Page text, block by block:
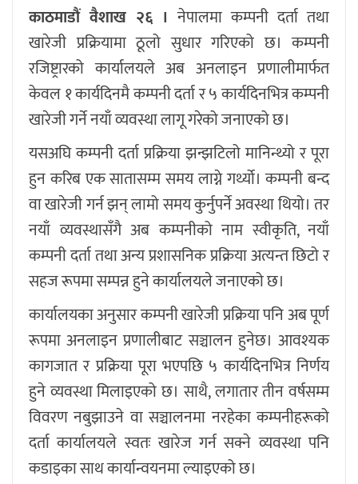
काठमाडौं वैशाख २६ । नेपालमा कम्पनी दर्ता तथा
खारेजी प्रक्रियामा ठूलो सुधार गरिएको छ। कम्पनी
रजिष्ट्रारको कार्यालयले अब अनलाइन प्रणालीमार्फत
केवल १ कार्यदिनमै कम्पनी दर्ता र ५ कार्यदिनभित्र कम्पनी
खारेजी गर्ने नयाँ व्यवस्था लागू गरेको जनाएको छ।
यसअघि कम्पनी दर्ता प्रक्रिया झन्झटिलो मानिन्थ्यो र पूरा
हुन करिब एक सातासम्म समय लाग्ने गर्थ्यो। कम्पनी बन्द
वा खारेजी गर्न झन् लामो समय कुर्नुपर्ने अवस्था थियो। तर
नयाँ व्यवस्थासँगै अब कम्पनीको नाम स्वीकृति, नयाँ
कम्पनी दर्ता तथा अन्य प्रशासनिक प्रक्रिया अत्यन्त छिटो र
सहज रूपमा सम्पन्न हुने कार्यालयले जनाएको छ।
कार्यालयका अनुसार कम्पनी खारेजी प्रक्रिया पनि अब पूर्ण
रूपमा अनलाइन प्रणालीबाट सञ्चालन हुनेछ। आवश्यक
कागजात र प्रक्रिया पूरा भएपछि ५ कार्यदिनभित्र निर्णय
हुने व्यवस्था मिलाइएको छ। साथै, लगातार तीन वर्षसम्म
विवरण नबुझाउने वा सञ्चालनमा नरहेका कम्पनीहरूको
दर्ता कार्यालयले स्वतः खारेज गर्न सक्ने व्यवस्था पनि
कडाइका साथ कार्यान्वयनमा ल्याइएको छ।